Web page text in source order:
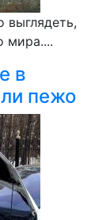
мира....
в
пежо